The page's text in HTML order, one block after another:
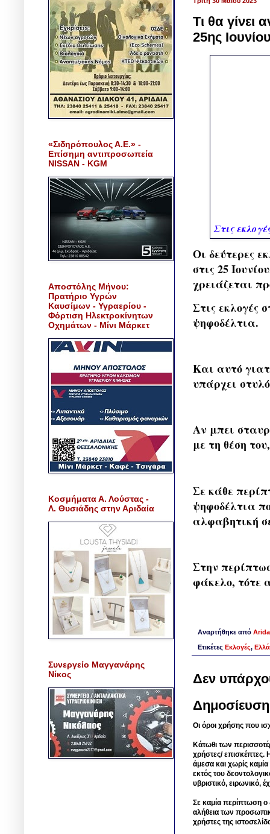
Τι θα γίνει
25ης
Στις
Οι δεύτερες
στις 25
χρειάζεται
Στις εκλογές
ψηφοδέλτια.
Και αυτό
υπάρχει
Αν μπει
με τη θέση
Σε κάθε
ψηφοδέλτια
αλφαβητική
Στην
φάκελο, τότε
Αναρτήθηκε από
Ετικέτες Εκλογές,
Δεν
Οι όροι χρήσης που
Κάτωθι των
χρήστες/ επισκέπτες.
άμεσα και χωρίς
εκτός του
υβριστικό, ειρωνικό,
Σε καμία περίπτωση ο
αλήθεια των
χρήστες της
«Σιδηρόπουλος Α.Ε.» -
Επίσημη αντιπροσωπεία
NISSAN - KGM
Αποστόλης Μήνου:
Πρατήριο Υγρών
Καυσίμων - Υγραερίου -
Φόρτιση Ηλεκτροκίνητων
Οχημάτων - Μίνι Μάρκετ
Κοσμήματα Α. Λούστας -
Λ. Θυσιάδης στην Αριδαία
Συνεργείο Μαγγανάρης
Νίκος